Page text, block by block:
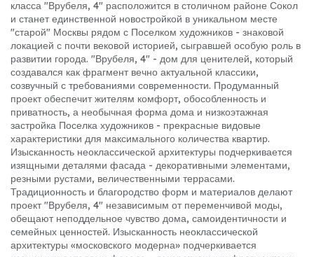
класса "Врубеля, 4" расположится в столичном районе Сокол
и станет единственной новостройкой в уникальном месте
"старой" Москвы рядом с Поселком художников - знаковой
локацией с почти вековой историей, сыгравшей особую роль в
развитии города. "Врубеля, 4" - дом для ценителей, который
создавался как фрагмент вечно актуальной классики,
созвучный с требованиями современности. Продуманный
проект обеспечит жителям комфорт, обособленность и
приватность, а необычная форма дома и низкоэтажная
застройка Поселка художников - прекрасные видовые
характеристики для максимального количества квартир.
Изысканность неоклассической архитектуры подчеркивается
изящными деталями фасада - декоративными элементами,
резными рустами, величественными террасами.
Традиционность и благородство форм и материалов делают
проект "Врубеля, 4" независимым от переменчивой моды,
обещают неподдельное чувство дома, самоидентичности и
семейных ценностей. Изысканность неоклассической
архитектуры «московского модерна» подчеркивается